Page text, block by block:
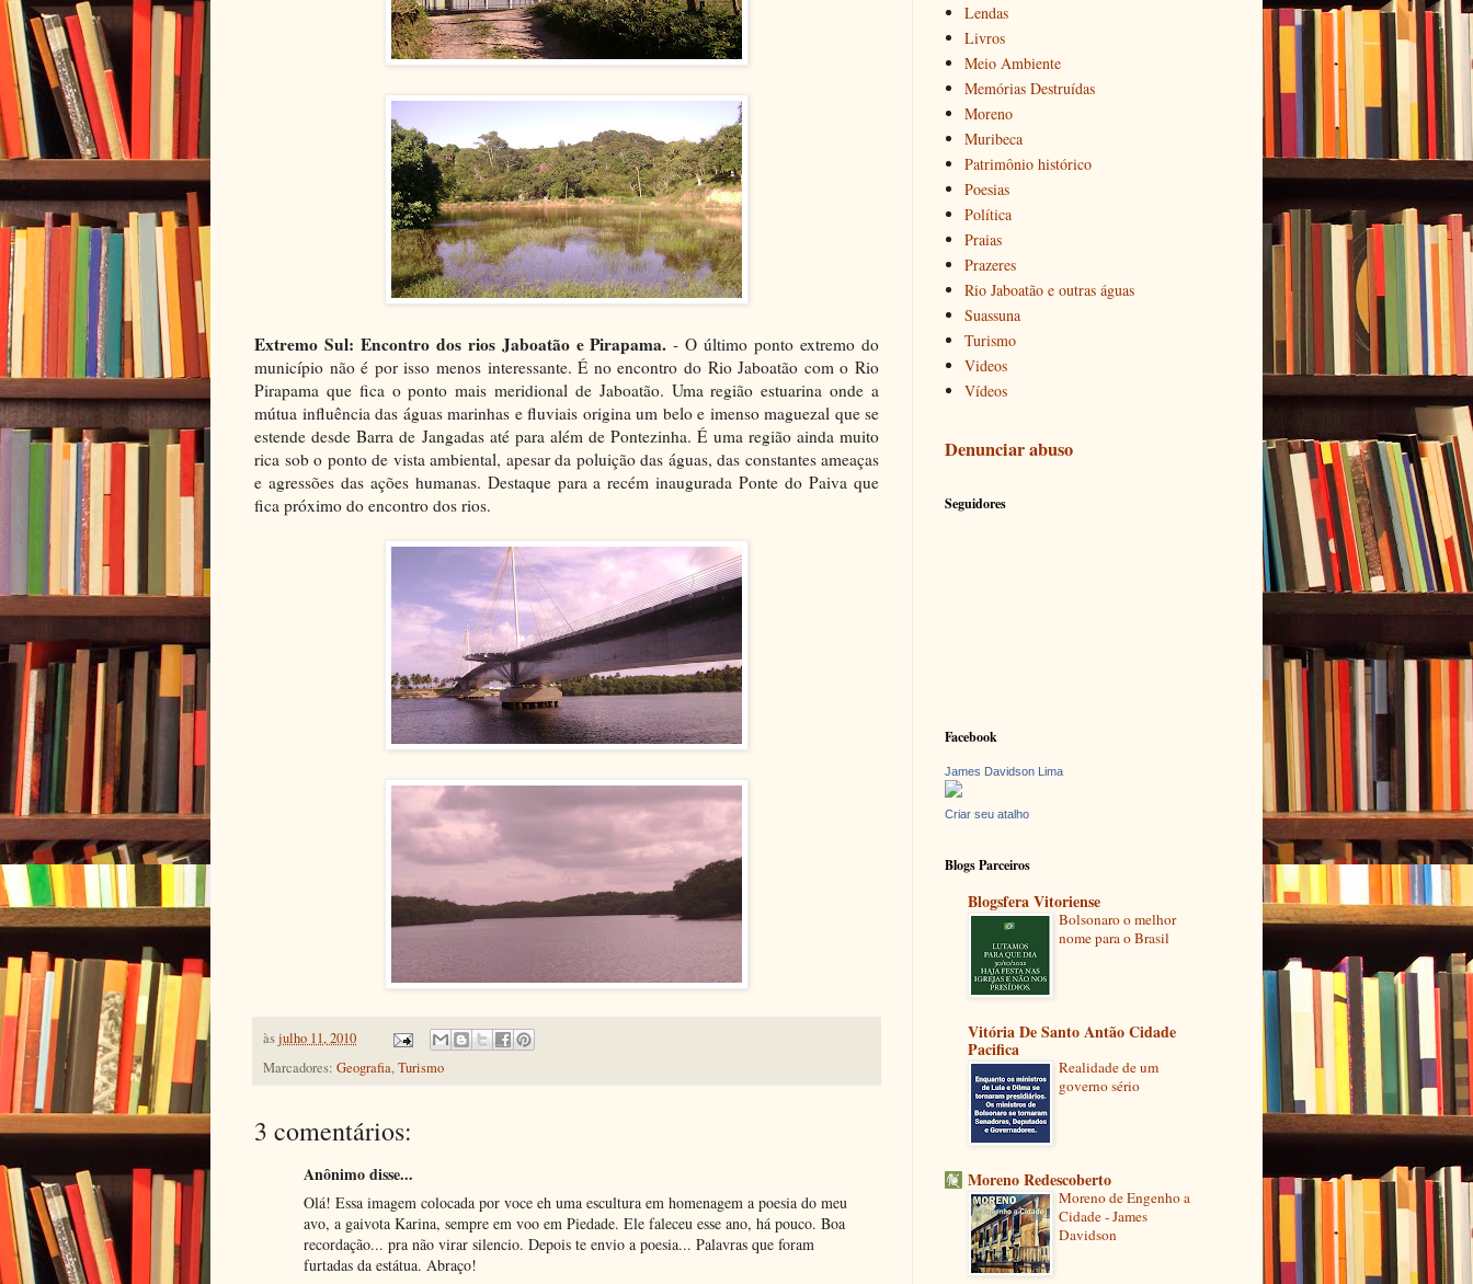
Extremo Sul: Encontro dos rios Jaboatão e Pirapama. - O último ponto extremo do
município não é por isso menos interessante. É no encontro do Rio Jaboatão com o Rio
Pirapama que fica o ponto mais meridional de Jaboatão. Uma região estuarina onde a
mútua influência das águas marinhas e fluviais origina um belo e imenso maguezal que se
estende desde Barra de Jangadas até para além de Pontezinha. É uma região ainda muito
rica sob o ponto de vista ambiental, apesar da poluição das águas, das constantes ameaças
e agressões das ações humanas. Destaque para a recém inaugurada Ponte do Paiva que
fica próximo do encontro dos rios.
àsjulho 11, 2010
Marcadores: Geografia,Turismo
3 comentários:
Anônimo disse...
Olá! Essa imagem colocada por voce eh uma escultura em homenagem a poesia do meu
avo, a gaivota Karina, sempre em voo em Piedade. Ele faleceu esse ano, há pouco. Boa
recordação... pra não virar silencio. Depois te envio a poesia... Palavras que foram
furtadas da estátua. Abraço!
Lendas
Livros
Meio Ambiente
Memórias Destruídas
Moreno
Muribeca
Patrimônio histórico
Poesias
Política
Praias
Prazeres
Rio Jaboatão e outras águas
Suassuna
Turismo
Videos
Vídeos
Denunciar abuso
Seguidores
Facebook
James Davidson Lima
Criar seu atalho
Blogs Parceiros
Blogsfera Vitoriense
Bolsonaro o melhor
nome para o Brasil
Vitória De Santo Antão Cidade
Pacifica
Realidade de um
governo sério
Moreno Redescoberto
Moreno de Engenho a
Cidade - James
Davidson